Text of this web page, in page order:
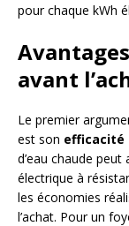
pour chaque kWh
avant
Le premier
est son efficacité
d’eau chaude peut
électrique à
les économies
l’achat. Pour un